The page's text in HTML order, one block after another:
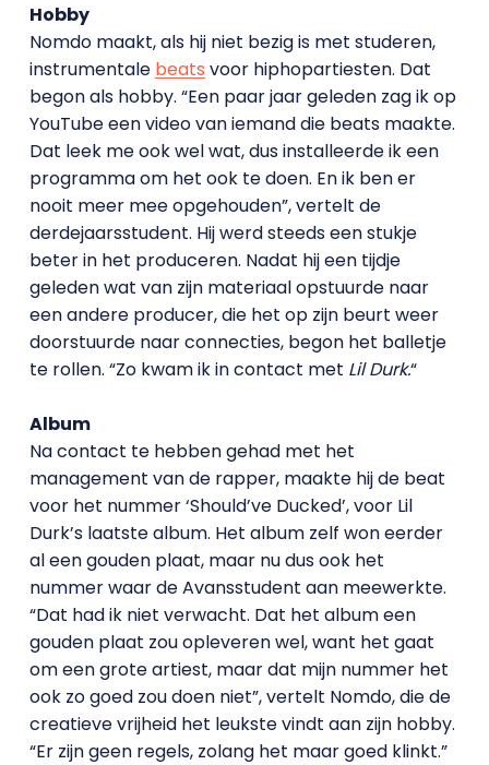
Hobby
Nomdo maakt, als hij niet bezig is met studeren,
instrumentale beats voor hiphopartiesten. Dat
begon als hobby. “Een paar jaar geleden zag ik op
YouTube een video van iemand die beats maakte.
Dat leek me ook wel wat, dus installeerde ik een
programma om het ook te doen. En ik ben er
nooit meer mee opgehouden”, vertelt de
derdejaarsstudent. Hij werd steeds een stukje
beter in het produceren. Nadat hij een tijdje
geleden wat van zijn materiaal opstuurde naar
een andere producer, die het op zijn beurt weer
doorstuurde naar connecties, begon het balletje
te rollen. “Zo kwam ik in contact met Lil Durk.“
Album
Na contact te hebben gehad met het
management van de rapper, maakte hij de beat
voor het nummer ‘Should’ve Ducked’, voor Lil
Durk’s laatste album. Het album zelf won eerder
al een gouden plaat, maar nu dus ook het
nummer waar de Avansstudent aan meewerkte.
“Dat had ik niet verwacht. Dat het album een
gouden plaat zou opleveren wel, want het gaat
om een grote artiest, maar dat mijn nummer het
ook zo goed zou doen niet”, vertelt Nomdo, die de
creatieve vrijheid het leukste vindt aan zijn hobby.
“Er zijn geen regels, zolang het maar goed klinkt.”